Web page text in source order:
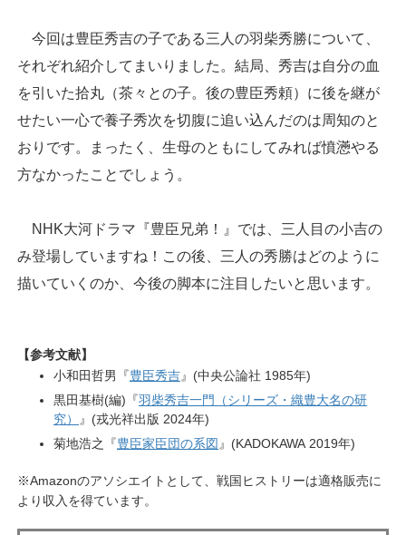
今回は豊臣秀吉の子である三人の羽柴秀勝について、
それぞれ紹介してまいりました。結局、秀吉は自分の血
を引いた拾丸（茶々との子。後の豊臣秀頼）に後を継が
せたい一心で養子秀次を切腹に追い込んだのは周知のと
おりです。まったく、生母のともにしてみれば憤懣やる
方なかったことでしょう。
NHK大河ドラマ『豊臣兄弟！』では、三人目の小吉の
み登場していますね！この後、三人の秀勝はどのように
描いていくのか、今後の脚本に注目したいと思います。
【参考文献】
小和田哲男『 豊臣秀吉』(中央公論社 1985年)
黒田基樹(編)『羽柴秀吉一門（シリーズ・織豊大名の研
究）
』(戎光祥出版 2024年)
菊地浩之『 豊臣家臣団の系図 』(KADOKAWA 2019年)
※Amazonのアソシエイトとして、戦国ヒストリーは適格販売に
より収入を得ています。